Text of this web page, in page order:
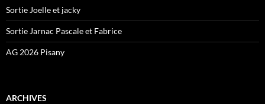
Sortie Joelle et jacky
Sortie Jarnac Pascale et Fabrice
AG 2026 Pisany
ARCHIVES